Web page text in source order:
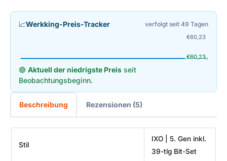
📈Werkking-Preis-Tracker verfolgt seit 49 Tagen
€60,23
€60,23
🟢 Aktuell der niedrigste Preis seit
Beobachtungsbeginn.
Beschreibung Rezensionen (5)
Stil
‎IXO | 5. Gen inkl.
39-tlg Bit-Set